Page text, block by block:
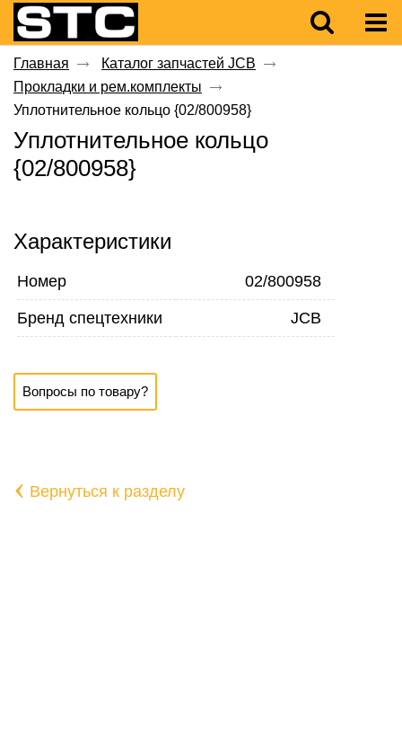
Главная
Каталог запчастей JCB
Прокладки и рем.комплекты
Уплотнительное кольцо {02/800958}
Уплотнительное кольцо
{02/800958}
Характеристики
Номер 02/800958
Бренд спецтехники JCB
Вопросы по товару?
‹ Вернуться к разделу